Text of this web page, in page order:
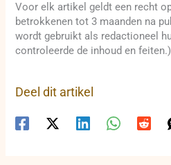
Voor elk artikel geldt een recht
betrokkenen tot 3 maanden na
wordt gebruikt als redactioneel
controleerde de inhoud en feiten.)
Deel dit artikel